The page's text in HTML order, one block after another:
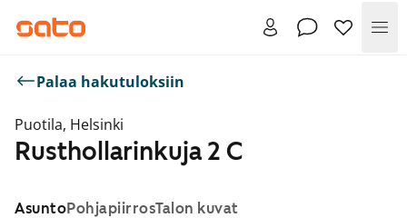
Palaa hakutuloksiin
Puotila, Helsinki
Rusthollarinkuja 2 C
AsuntoPohjapiirrosTalon kuvat